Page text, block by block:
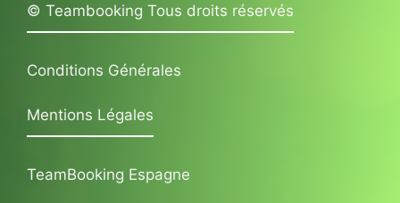
© Teambooking Tous droits réservés
Conditions Générales
Mentions Légales
TeamBooking Espagne